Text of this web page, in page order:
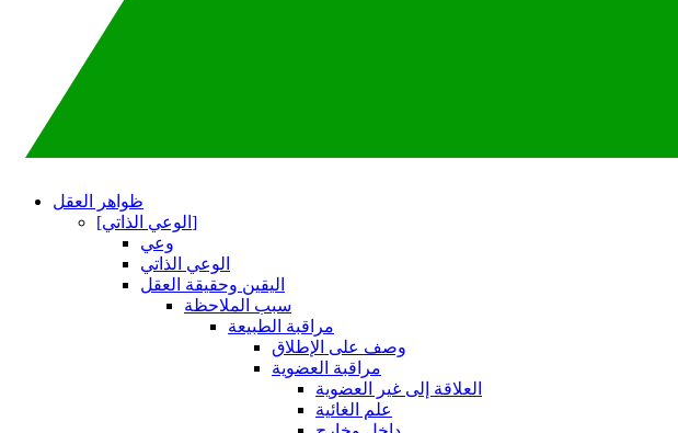
ظواهر العقل
[الوعي الذاتي]
وعي
الوعي الذاتي
اليقين وحقيقة العقل
سبب الملاحظة
مراقبة الطبيعة
وصف على الإطلاق
مراقبة العضوية
العلاقة إلى غير العضوية
علم الغائية